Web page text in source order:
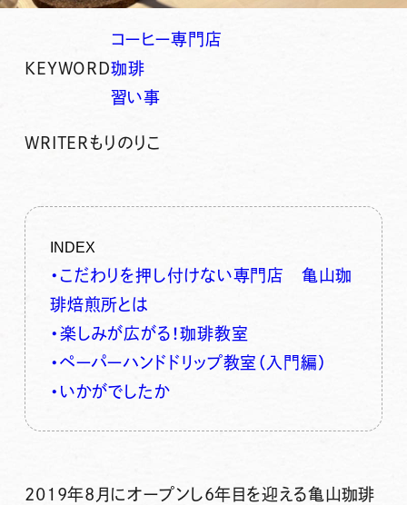
KEYWORD
コーヒー専門店
珈琲
習い事
WRITERもりのりこ
INDEX
・こだわりを押し付けない専門店 亀山珈
琲焙煎所とは
・楽しみが広がる！珈琲教室
・ペーパーハンドドリップ教室（入門編）
・いかがでしたか
2019年8月にオープンし6年目を迎える亀山珈琲